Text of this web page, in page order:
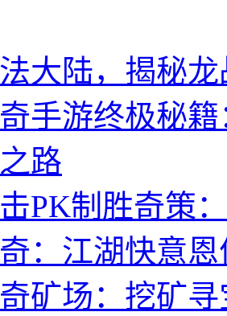
大陆，揭秘
手游终极秘
路
PK制胜奇策
：江湖快意
矿场：挖矿